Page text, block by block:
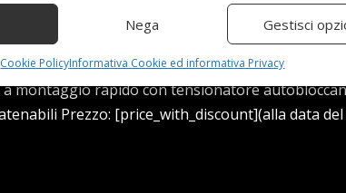
Nega Gestisci
Cookie PolicyInformativa Cookie ed informativa Privacy
Non adatte per veicoli non catenabili.
STRONG. Facile montaggio. Prodotto
montaggio rapido con tensionatore
Prezzo: [price_with_discount](alla data del